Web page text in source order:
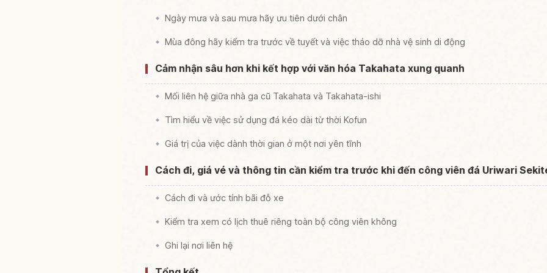
Ngày mưa và sau mưa hãy ưu tiên dưới chân
Mùa đông hãy kiểm tra trước về tuyết và việc tháo dỡ nhà vệ sinh di động
Cảm nhận sâu hơn khi kết hợp với văn hóa Takahata xung quanh
Mối liên hệ giữa nhà ga cũ Takahata và Takahata-ishi
Tìm hiểu về việc sử dụng đá kéo dài từ thời Kofun
Giá trị của việc dành thời gian ở một nơi yên tĩnh
Cách đi, giá vé và thông tin cần kiểm tra trước khi đến công viên đá Uriwari
Cách đi và ước tính bãi đỗ xe
Kiểm tra xem có lịch thuê riêng toàn bộ công viên không
Ghi lại nơi liên hệ